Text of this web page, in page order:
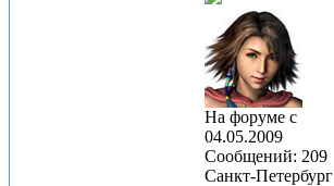
На форуме с
04.05.2009
Сообщений: 209
Санкт-Петербург